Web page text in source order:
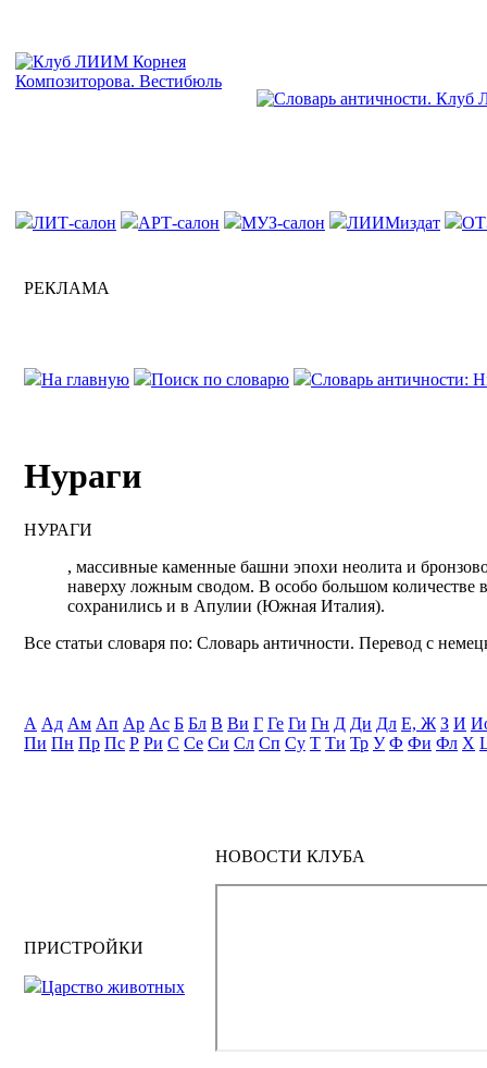
ЛИТ-салон АРТ-салон МУЗ-салон ЛИИМиздат
РЕКЛАМА
На главную Поиск по словарю Словарь античности:
Нураги
НУРАГИ
, массивные каменные башни эпохи неолита и
наверху ложным сводом. В особо большом количестве
сохранились и в Апулии (Южная Италия).
Все статьи словаря по: Словарь античности. Перевод с
А Ад Ам Ап Ар Ас Б Бл В Ви Г Ге Ги Гн Д Ди Дл Е, Ж З И
Пи Пн Пр Пс Р Ри С Се Си Сл Сп Су Т Ти Тр У Ф Фи Фл Х
ПРИСТРОЙКИ
Царство животных
НОВОСТИ КЛУБА